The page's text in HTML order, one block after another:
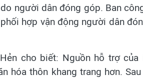
người dân đóng góp. Ban
hợp vận động người dân
cho biết: Nguồn hỗ trợ
hóa thôn khang trang hơn.